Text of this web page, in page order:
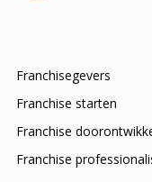
Franchisegevers
Franchise starten
Franchise
Franchise